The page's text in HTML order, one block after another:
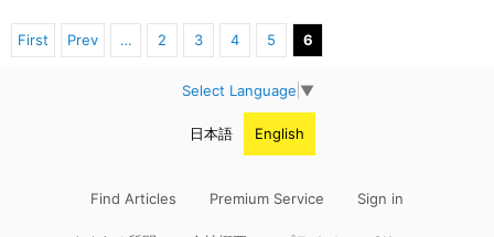
First Prev … 2 3 4 5 6
Select Language ▼
日本語 English
Find Articles Premium Service Sign in